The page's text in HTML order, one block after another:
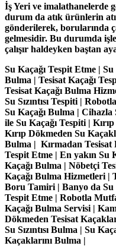
İş Yeri ve imalathanelerde
durum da atık ürünlerin
gönderilerek, borularında
gelmesidir. Bu durumda
çalışır haldeyken baştan
Su Kaçağı Tespit Etme |
Bulma | Tesisat Kaçağı
Tesisat Kaçağı Bulma
Su Sızıntısı Tespiti |
Su Kaçağı Bulma |
ile Su Kaçağı Tespiti |
Kırıp Dökmeden Su
Bulma | Kırmadan Tesisat
Tespit Etme | En yakın Su
Kaçağı Bulma | Nöbetçi
Kaçağı Bulma Hizmetleri |
Boru Tamiri | Banyo da Su
Tespit Etme | Robotla
Kaçağı Bulma Servisi |
Dökmeden Tesisat
Su Sızıntısı Bulma | Su
Kaçaklarını Bulma |